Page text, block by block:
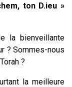
ton D.ieu »
la bienveillante
? Sommes-nous
?
la meilleure